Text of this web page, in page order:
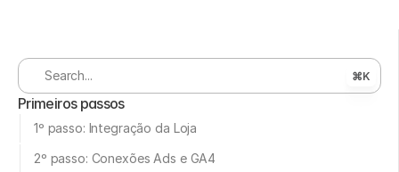
Search... ⌘K
Primeiros passos
1º passo: Integração da Loja
2º passo: Conexões Ads e GA4